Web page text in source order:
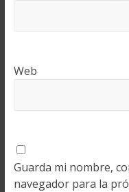
Web
Guarda mi nombre,
navegador para la